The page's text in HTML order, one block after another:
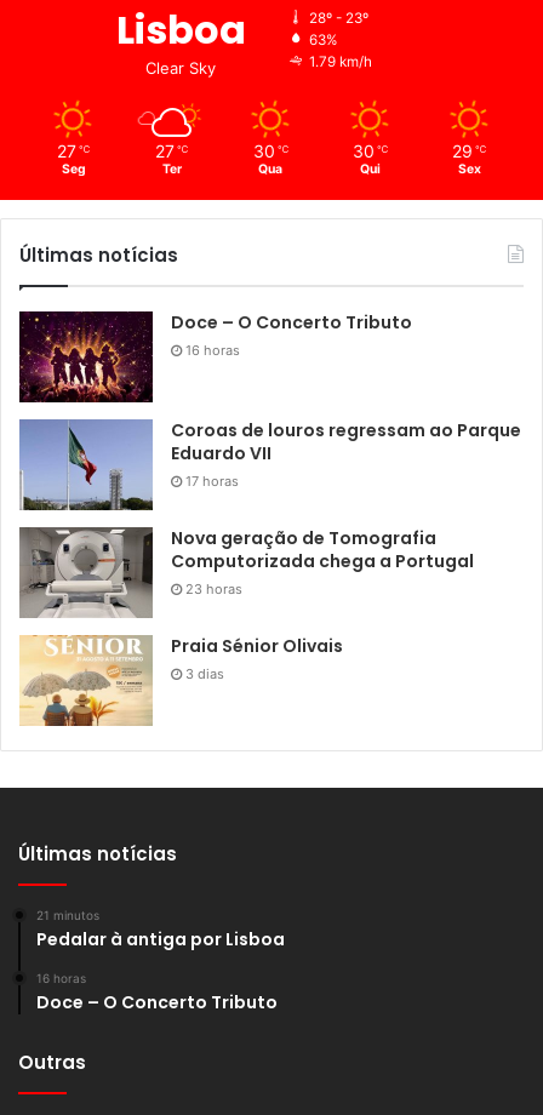
Lisboa
Clear Sky
28º - 23º
63%
1.79 km/h
27 ℃
Seg
27 ℃
Ter
30 ℃
Qua
30 ℃
Qui
29 ℃
Sex
Últimas notícias
Doce – O Concerto Tributo
16 horas
Coroas de louros regressam ao Parque
Eduardo VII
17 horas
Nova geração de Tomografia
Computorizada chega a Portugal
23 horas
Praia Sénior Olivais
3 dias
Últimas notícias
21 minutos
Pedalar à antiga por Lisboa
16 horas
Doce – O Concerto Tributo
Outras